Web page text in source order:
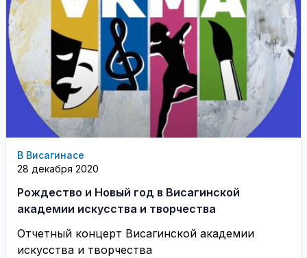
В Висагинасе
28 декабря 2020
Рождество и Новый год в Висагинской
академии искусства и творчества
Отчетный концерт Висагинской академии
искусства и творчества